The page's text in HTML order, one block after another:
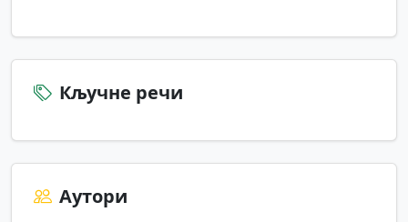
Кључне речи
Аутори